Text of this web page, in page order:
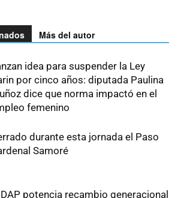
Más del autor
idea para suspender la Ley
por cinco años: diputada Paulina
dice que norma impactó en el
femenino
durante esta jornada el Paso
Samoré
potencia recambio generacional